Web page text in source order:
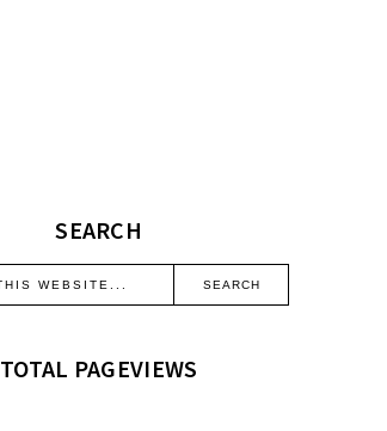
SEARCH
TOTAL PAGEVIEWS